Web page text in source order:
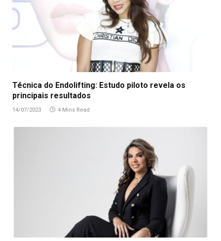
Técnica do Endolifting: Estudo piloto revela os
principais resultados
14/07/2023 4 Mins Read